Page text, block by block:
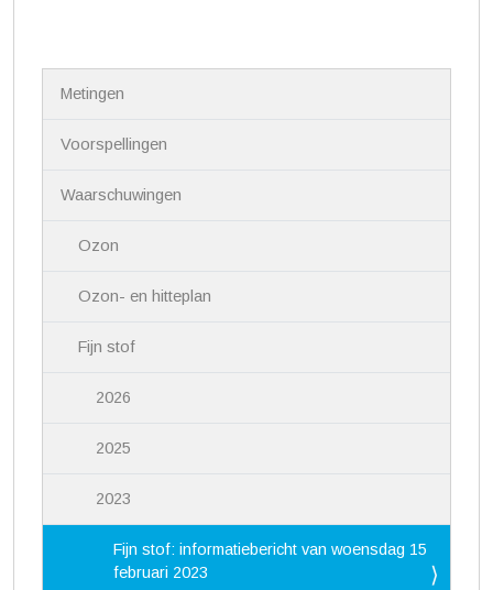
Metingen
Voorspellingen
Waarschuwingen
Ozon
Ozon- en hitteplan
Fijn stof
2026
2025
2023
Fijn stof: informatiebericht van woensdag 15
februari 2023